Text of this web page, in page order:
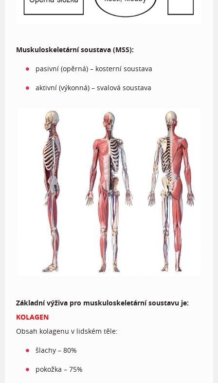
Muskuloskeletární soustava (MSS):
pasivní (opěrná) – kosterní soustava
aktivní (výkonná) – svalová soustava
Základní výživa pro muskuloskeletární soustavu je:
KOLAGEN
Obsah kolagenu v lidském těle:
šlachy – 80%
pokožka – 75%